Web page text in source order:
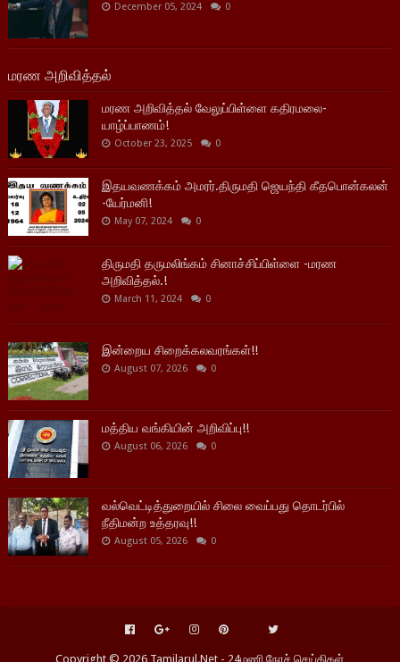
December 05, 2024 0
மரண அறிவித்தல்
மரண அறிவித்தல் வேலுப்பிள்ளை கதிரமலை-
யாழ்ப்பாணம்!
October 23, 2025 0
இதயவணக்கம் அமரர்.திருமதி ஜெயந்தி கீதபொன்கலன்
-யேர்மனி!
May 07, 2024 0
திருமதி தருமலிங்கம் சினாச்சிப்பிள்ளை -மரண
அறிவித்தல்.!
March 11, 2024 0
இன்றைய சிறைக்கலவரங்கள்!!
August 07, 2026 0
மத்திய வங்கியின் அறிவிப்பு!!
August 06, 2026 0
வல்வெட்டித்துறையில் சிலை வைப்பது தொடர்பில்
நீதிமன்ற உத்தரவு!!
August 05, 2026 0
Copyright © 2026 Tamilarul.Net - 24மணி நேரச் செய்திகள்